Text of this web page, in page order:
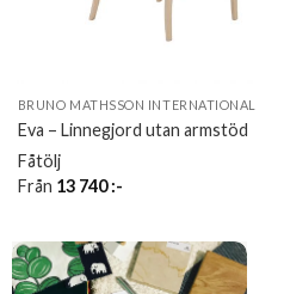
BRUNO MATHSSON INTERNATIONAL
Eva – Linnegjord utan armstöd
Fåtölj
Från 13 740:-